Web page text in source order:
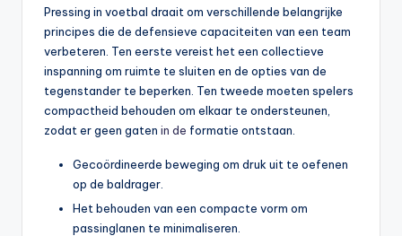
Pressing in voetbal draait om verschillende belangrijke
principes die de defensieve capaciteiten van een team
verbeteren. Ten eerste vereist het een collectieve
inspanning om ruimte te sluiten en de opties van de
tegenstander te beperken. Ten tweede moeten spelers
compactheid behouden om elkaar te ondersteunen,
zodat er geen gaten in de formatie ontstaan.
Gecoördineerde beweging om druk uit te oefenen
op de baldrager.
Het behouden van een compacte vorm om
passinglanen te minimaliseren.